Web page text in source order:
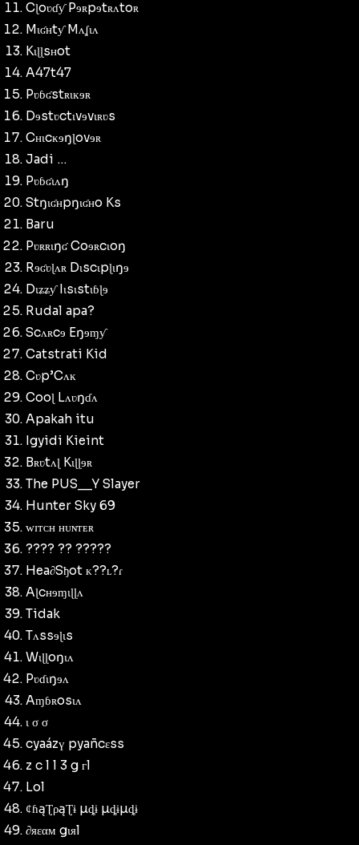
Cɭoʋɗƴ Pɘʀpɘtʀʌtoʀ
Mɩʛʜtƴ Mʌʆɩʌ
Kɩɭɭsʜot
A47t47
Pʋɓʛstʀɩĸɘʀ
Dɘstʋctɩvɘvɩʀʋs
Cʜɩcĸɘŋɭovɘʀ
Jadi …
Pʋɓʛɩʌŋ
Stŋɩʛʜpŋɩʛʜo Ks
Baru
Pʋʀʀɩŋʛ Coɘʀcɩoŋ
Rɘʛʋɭʌʀ Dɩscɩpɭɩŋɘ
Dɩʑʑƴ Iɩsɩstɩɓɭɘ
Rudal apa?
Scʌʀcɘ Eŋɘɱƴ
Catstrati Kid
Cʋp’Cʌĸ
Cooɭ Lʌʋŋɗʌ
Apakah itu
Igyidi Kieint
Bʀʋtʌɭ Kɩɭɭɘʀ
The PUS__Y Slayer
Hunter Sky 69
ᴡɪᴛᴄʜ ʜᴜɴᴛᴇʀ
???? ?? ​​?????
Hea∂Sђot ᴋ??ʟ?ɾ
Aɭcʜɘɱɩɭɭʌ
Tidak
Tʌssɘɭɩs
Wɩɭɭoŋɩʌ
Pʋɗɩŋɘʌ
Aɱɓʀosɩʌ
ι σ σ
cyaázү pyañcεss
z c l l 3 g гl
Lol
ȼɦąƮρąƮɨ µȡɨ µȡɨµȡɨ
∂яεαм gιяl